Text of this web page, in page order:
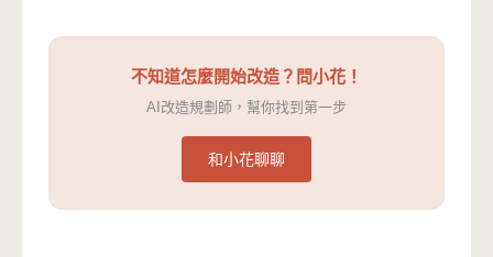
不知道怎麼開始改造？問小花！
AI改造規劃師，幫你找到第一步
和小花聊聊